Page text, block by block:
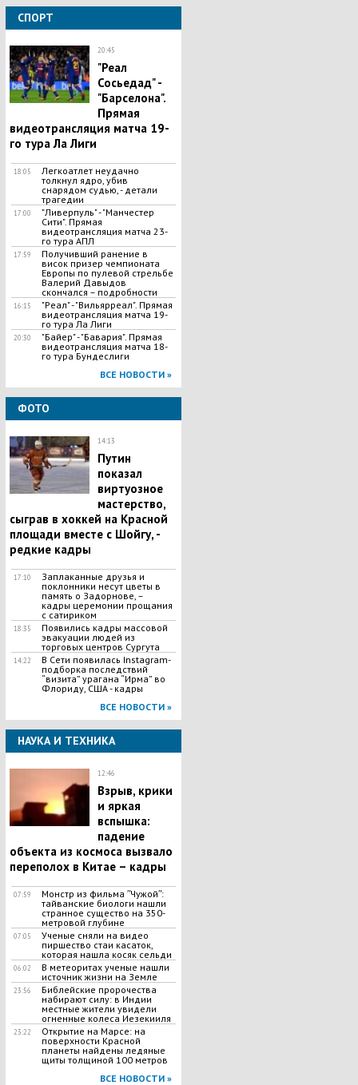
СПОРТ
20:45
"Реал
Сосьедад" -
"Барселона".
Прямая
видеотрансляция матча 19-
го тура Ла Лиги
18:05
Легкоатлет неудачно
толкнул ядро, убив
снарядом судью, - детали
трагедии
17:00
"Ливерпуль" - "Манчестер
Сити". Прямая
видеотрансляция матча 23-
го тура АПЛ
17:59
Получивший ранение в
висок призер чемпионата
Европы по пулевой стрельбе
Валерий Давыдов
скончался – подробности
16:15
"Реал" - "Вильярреал". Прямая
видеотрансляция матча 19-
го тура Ла Лиги
20:30
"Байер" - "Бавария". Прямая
видеотрансляция матча 18-
го тура Бундеслиги
ВСЕ НОВОСТИ »
ФОТО
14:13
Путин
показал
виртуозное
мастерство,
сыграв в хоккей на Красной
площади вместе с Шойгу, -
редкие кадры
17:10
Заплаканные друзья и
поклонники несут цветы в
память о Задорнове, –
кадры церемонии прощания
с сатириком
18:35
Появились кадры массовой
эвакуации людей из
торговых центров Сургута
14:22
В Сети появилась Іnstagram-
подборка последствий
“визита” урагана “Ирма” во
Флориду, США - кадры
ВСЕ НОВОСТИ »
НАУКА И ТЕХНИКА
12:46
Взрыв, крики
и яркая
вспышка:
падение
объекта из космоса вызвало
переполох в Китае – кадры
07:59
Монстр из фильма ʺЧужойʺ:
тайванские биологи нашли
странное существо на 350-
метровой глубине
07:05
Ученые сняли на видео
пиршество стаи касаток,
которая нашла косяк сельди
06:02
В метеоритах ученые нашли
источник жизни на Земле
23:56
Библейские пророчества
набирают силу: в Индии
местные жители увидели
огненные колеса Иезекииля
23:22
Открытие на Марсе: на
поверхности Красной
планеты найдены ледяные
щиты толщиной 100 метров
ВСЕ НОВОСТИ »